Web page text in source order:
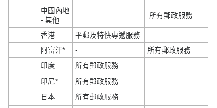
中國內地
- 其他
所有郵政服務
香港
平郵及特快專遞服務
阿富汗*
-
所有郵政服務
印度
所有郵政服務
印尼*
所有郵政服務
日本
所有郵政服務